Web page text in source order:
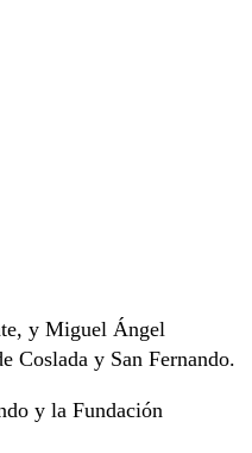
y Miguel Ángel
Coslada y San Fernando.
y la Fundación